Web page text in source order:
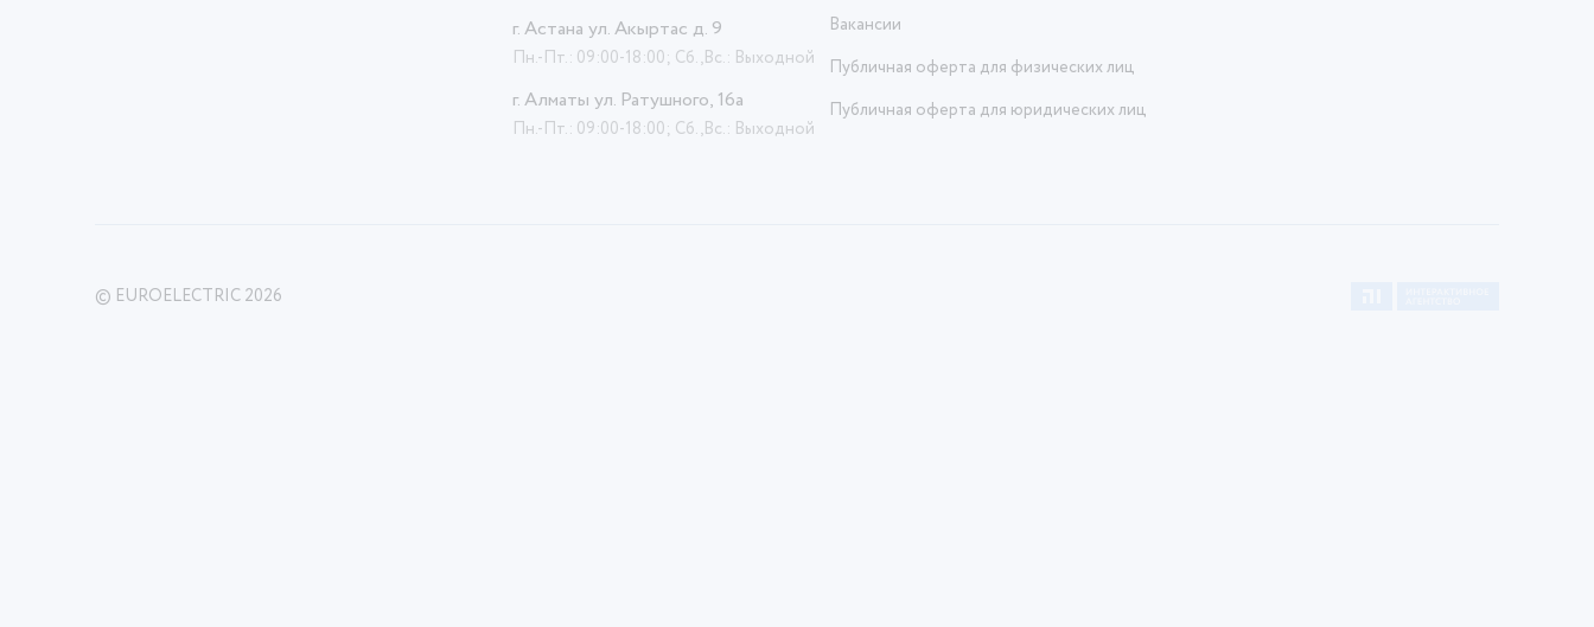
г. Астана ул. Акыртас д. 9
Пн.-Пт.: 09:00-18:00; Сб.,Вс.: Выходной
г. Алматы ул. Ратушного, 16а
Пн.-Пт.: 09:00-18:00; Сб.,Вс.: Выходной
Вакансии
Публичная оферта для физических лиц
Публичная оферта для юридических лиц
© EUROELECTRIC 2026